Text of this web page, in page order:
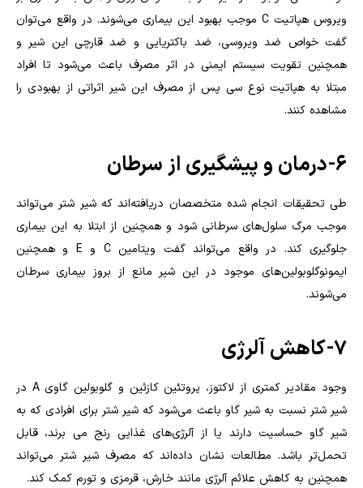
ویروس هپاتیت C موجب بهبود این بیماری می‌شوند. در واقع می‌توان
گفت خواص ضد ویروسی، ضد باکتریایی و ضد قارچی این شیر و
همچنین تقویت سیستم ایمنی در اثر مصرف باعث می‌شود تا افراد
مبتلا به هپاتیت نوع سی پس از مصرف این شیر اثراتی از بهبودی را
مشاهده کنند.‌
۶- درمان و پیشگیری از سرطان
طی تحقیقات انجام شده متخصصان دریافته‌اند که شیر شتر می‌تواند
موجب مرگ سلول‌های سرطانی شود و همچنین از ابتلا به این بیماری
جلوگیری کند. در واقع می‌تواند گفت ویتامین C و E و همچنین
ایمونوگلوبولین‌های موجود در این شیر مانع از بروز بیماری سرطان
می‌شوند.
۷- کاهش آلرژی
وجود مقادیر کمتری از لاکتوز، پروتئین کازئین و گلوبولین گاوی A در
شیر شتر نسبت به شیر گاو باعث می‌شود که شیر شتر برای افرادی که به
شیر گاو حساسیت دارند یا از آلرژی‌های غذایی رنج می برند، قابل
تحمل‌تر باشد. مطالعات نشان داده‌اند که مصرف شیر شتر می‌تواند
همچنین به کاهش علائم آلرژی مانند خارش، قرمزی و تورم کمک کند.